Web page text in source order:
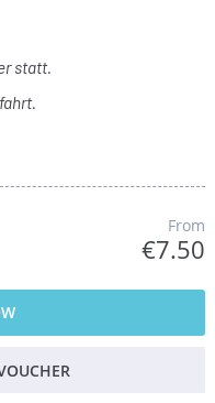
statt.
From
€7.50